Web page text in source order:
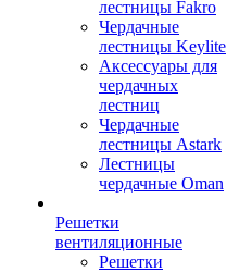
лестницы Fakro
Чердачные
лестницы Keylite
Аксессуары для
чердачных
лестниц
Чердачные
лестницы Astark
Лестницы
чердачные Oman
Решетки
вентиляционные
Решетки